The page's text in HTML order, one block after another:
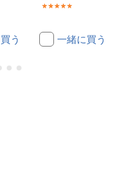
う 一緒に買う